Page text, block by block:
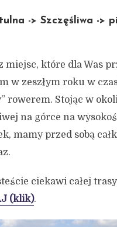
-> Szczęśliwa ->
miejsc, które dla Was
w zeszłym roku w
rowerem. Stojąc w
na górce na
mamy przed sobą
ciekawi całej
(klik).